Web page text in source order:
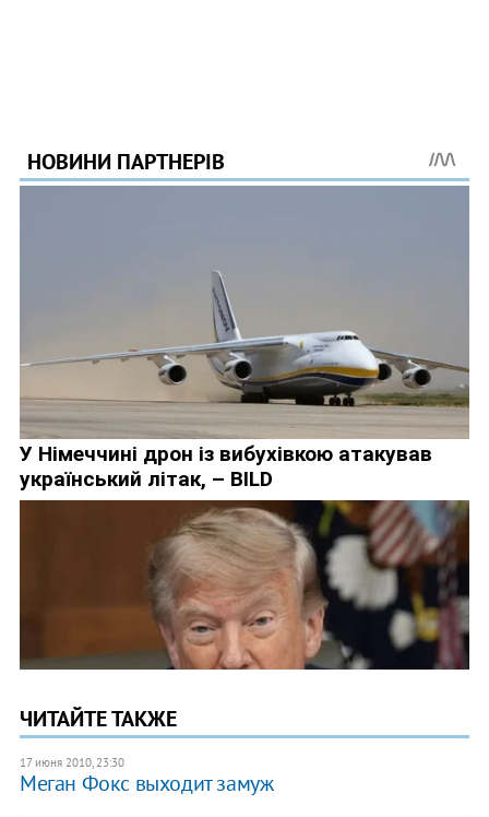
ЧИТАЙТЕ ТАКЖЕ
17 июня 2010, 23:30
Меган Фокс выходит замуж